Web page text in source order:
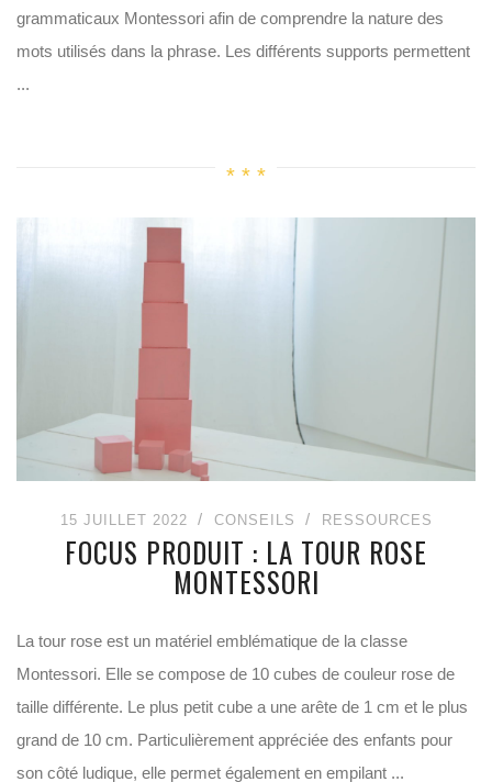
grammaticaux Montessori afin de comprendre la nature des
mots utilisés dans la phrase. Les différents supports permettent
...
15 JUILLET 2022 CONSEILS RESSOURCES
FOCUS PRODUIT : LA TOUR ROSE
MONTESSORI
La tour rose est un matériel emblématique de la classe
Montessori. Elle se compose de 10 cubes de couleur rose de
taille différente. Le plus petit cube a une arête de 1 cm et le plus
grand de 10 cm. Particulièrement appréciée des enfants pour
son côté ludique, elle permet également en empilant ...